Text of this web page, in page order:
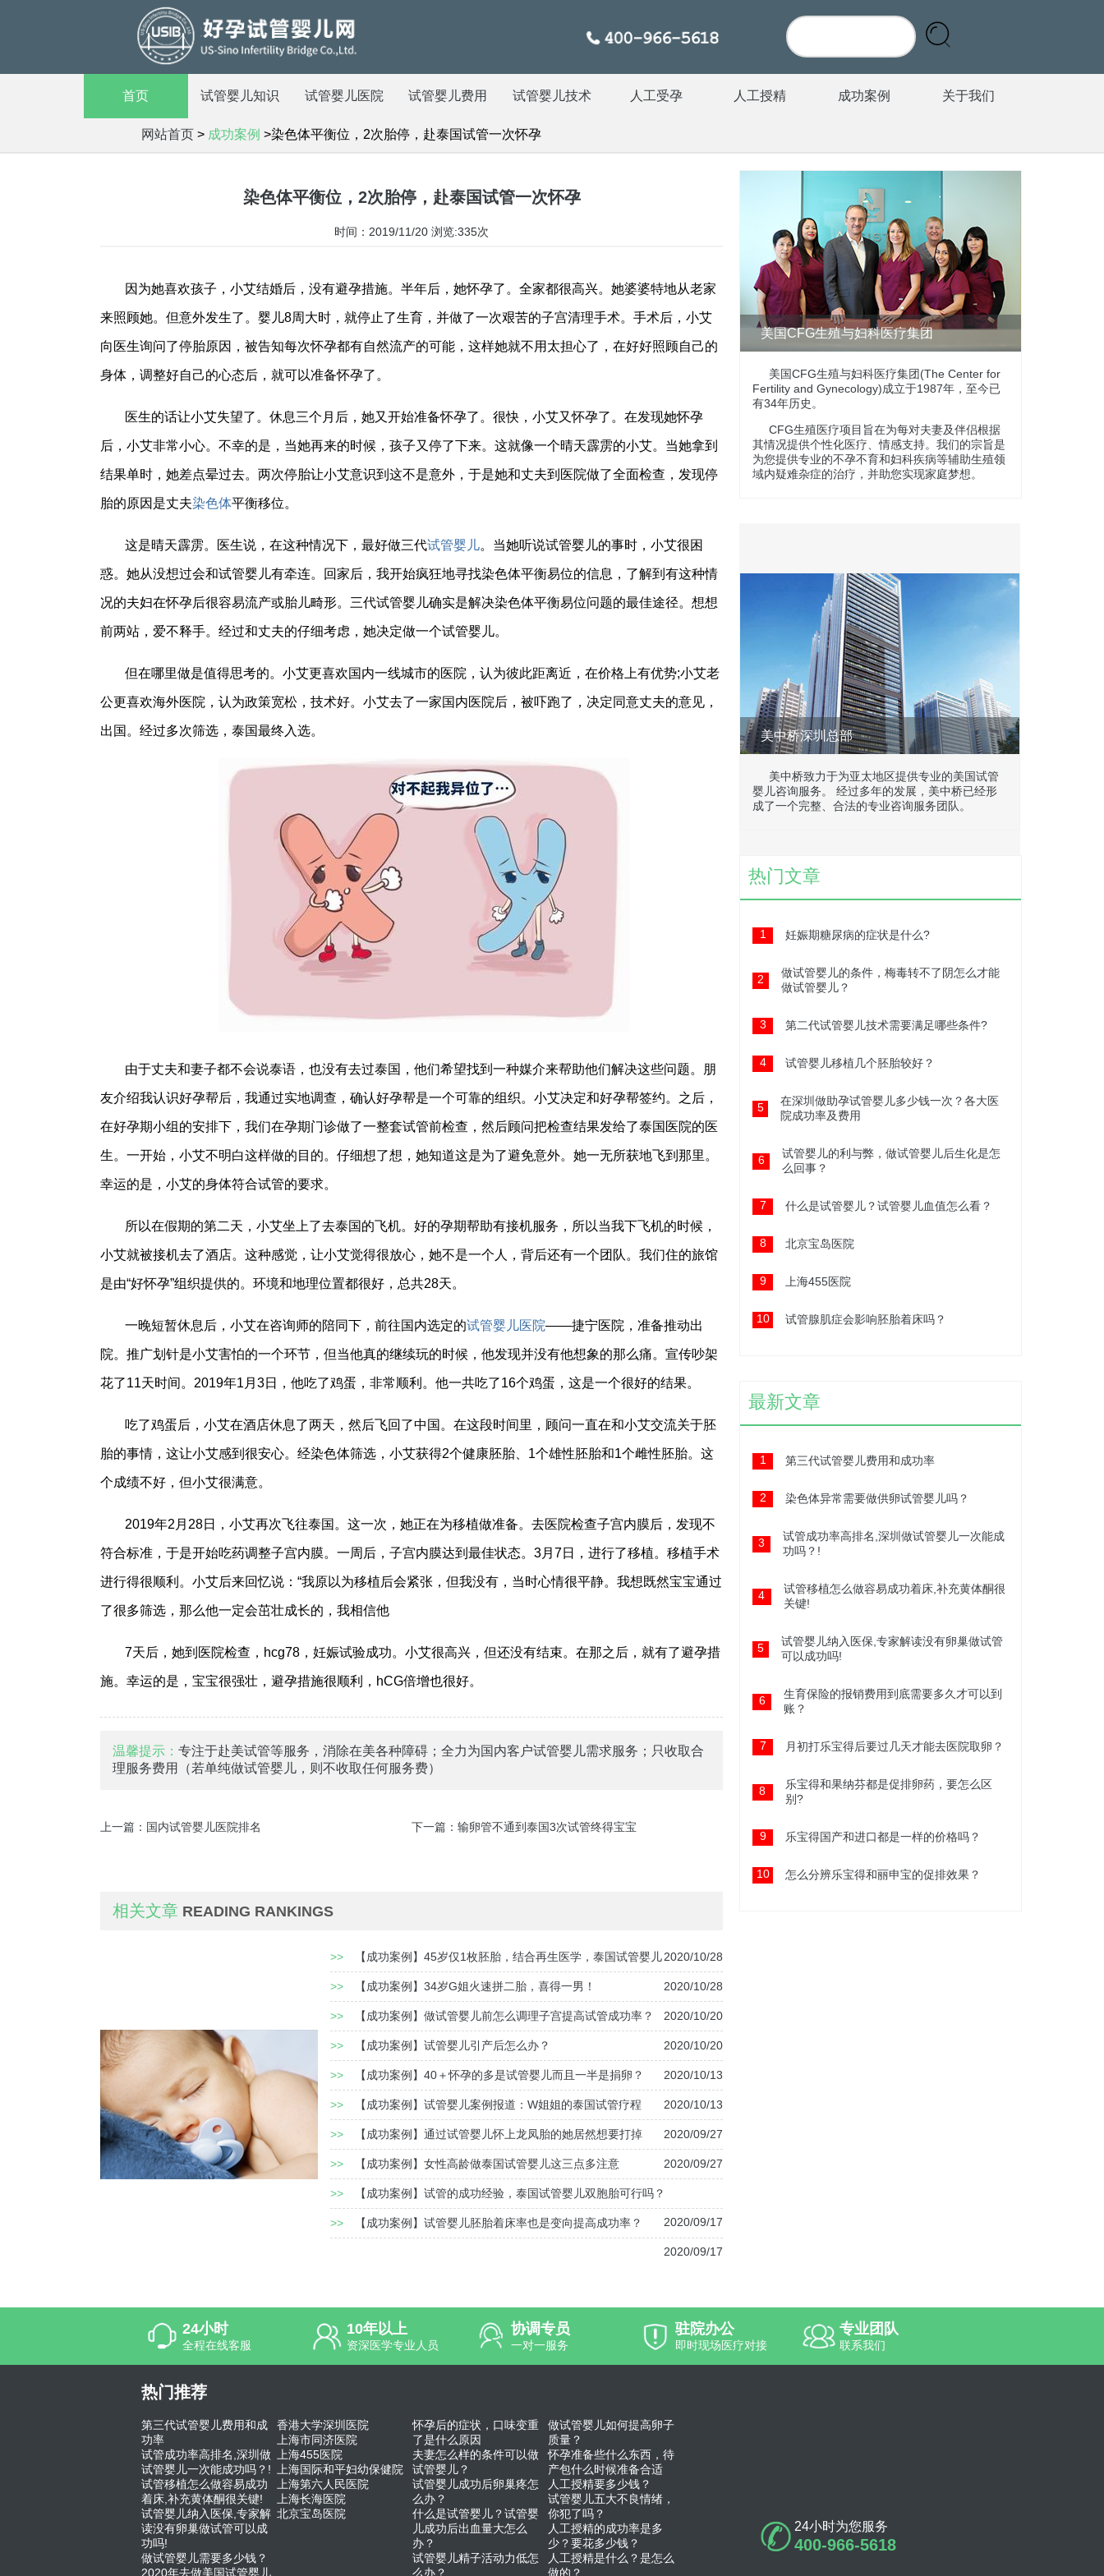
首页 试管婴儿知识 试管婴儿医院 试管婴儿费用 试管婴儿技术 人工受孕 人工授精 成功案例 关于我们
网站首页 > 成功案例 >染色体平衡位，2次胎停，赴泰国试管一次怀孕
染色体平衡位，2次胎停，赴泰国试管一次怀孕
时间：2019/11/20 浏览:335次
因为她喜欢孩子，小艾结婚后，没有避孕措施。半年后，她怀孕了。全家都很高兴。她婆婆特地从老家
来照顾她。但意外发生了。婴儿8周大时，就停止了生育，并做了一次艰苦的子宫清理手术。手术后，小艾
向医生询问了停胎原因，被告知每次怀孕都有自然流产的可能，这样她就不用太担心了，在好好照顾自己的
身体，调整好自己的心态后，就可以准备怀孕了。
医生的话让小艾失望了。休息三个月后，她又开始准备怀孕了。很快，小艾又怀孕了。在发现她怀孕
后，小艾非常小心。不幸的是，当她再来的时候，孩子又停了下来。这就像一个晴天霹雳的小艾。当她拿到
结果单时，她差点晕过去。两次停胎让小艾意识到这不是意外，于是她和丈夫到医院做了全面检查，发现停
胎的原因是丈夫染色体平衡移位。
这是晴天霹雳。医生说，在这种情况下，最好做三代试管婴儿。当她听说试管婴儿的事时，小艾很困
惑。她从没想过会和试管婴儿有牵连。回家后，我开始疯狂地寻找染色体平衡易位的信息，了解到有这种情
况的夫妇在怀孕后很容易流产或胎儿畸形。三代试管婴儿确实是解决染色体平衡易位问题的最佳途径。想想
前两站，爱不释手。经过和丈夫的仔细考虑，她决定做一个试管婴儿。
但在哪里做是值得思考的。小艾更喜欢国内一线城市的医院，认为彼此距离近，在价格上有优势;小艾老
公更喜欢海外医院，认为政策宽松，技术好。小艾去了一家国内医院后，被吓跑了，决定同意丈夫的意见，
出国。经过多次筛选，泰国最终入选。
由于丈夫和妻子都不会说泰语，也没有去过泰国，他们希望找到一种媒介来帮助他们解决这些问题。朋
友介绍我认识好孕帮后，我通过实地调查，确认好孕帮是一个可靠的组织。小艾决定和好孕帮签约。之后，
在好孕期小组的安排下，我们在孕期门诊做了一整套试管前检查，然后顾问把检查结果发给了泰国医院的医
生。一开始，小艾不明白这样做的目的。仔细想了想，她知道这是为了避免意外。她一无所获地飞到那里。
幸运的是，小艾的身体符合试管的要求。
所以在假期的第二天，小艾坐上了去泰国的飞机。好的孕期帮助有接机服务，所以当我下飞机的时候，
小艾就被接机去了酒店。这种感觉，让小艾觉得很放心，她不是一个人，背后还有一个团队。我们住的旅馆
是由“好怀孕”组织提供的。环境和地理位置都很好，总共28天。
一晚短暂休息后，小艾在咨询师的陪同下，前往国内选定的试管婴儿医院——捷宁医院，准备推动出
院。推广划针是小艾害怕的一个环节，但当他真的继续玩的时候，他发现并没有他想象的那么痛。宣传吵架
花了11天时间。2019年1月3日，他吃了鸡蛋，非常顺利。他一共吃了16个鸡蛋，这是一个很好的结果。
吃了鸡蛋后，小艾在酒店休息了两天，然后飞回了中国。在这段时间里，顾问一直在和小艾交流关于胚
胎的事情，这让小艾感到很安心。经染色体筛选，小艾获得2个健康胚胎、1个雄性胚胎和1个雌性胚胎。这
个成绩不好，但小艾很满意。
2019年2月28日，小艾再次飞往泰国。这一次，她正在为移植做准备。去医院检查子宫内膜后，发现不
符合标准，于是开始吃药调整子宫内膜。一周后，子宫内膜达到最佳状态。3月7日，进行了移植。移植手术
进行得很顺利。小艾后来回忆说：“我原以为移植后会紧张，但我没有，当时心情很平静。我想既然宝宝通过
了很多筛选，那么他一定会茁壮成长的，我相信他
7天后，她到医院检查，hcg78，妊娠试验成功。小艾很高兴，但还没有结束。在那之后，就有了避孕措
施。幸运的是，宝宝很强壮，避孕措施很顺利，hCG倍增也很好。
温馨提示： 专注于赴美试管等服务，消除在美各种障碍；全力为国内客户试管婴儿需求服务；只收取合
理服务费用（若单纯做试管婴儿，则不收取任何服务费）
上一篇： 国内试管婴儿医院排名 下一篇： 输卵管不通到泰国3次试管终得宝宝
相关文章 READING RANKINGS
>> 【成功案例】45岁仅1枚胚胎，结合再生医学，泰国试管婴儿2020/10/28
>> 【成功案例】34岁G姐火速拼二胎，喜得一男！ 2020/10/28
>> 【成功案例】做试管婴儿前怎么调理子宫提高试管成功率？ 2020/10/20
>> 【成功案例】试管婴儿引产后怎么办？ 2020/10/20
>> 【成功案例】40＋怀孕的多是试管婴儿而且一半是捐卵？ 2020/10/13
>> 【成功案例】试管婴儿案例报道：W姐姐的泰国试管疗程 2020/10/13
>> 【成功案例】通过试管婴儿怀上龙凤胎的她居然想要打掉 2020/09/27
>> 【成功案例】女性高龄做泰国试管婴儿这三点多注意 2020/09/27
>> 【成功案例】试管的成功经验，泰国试管婴儿双胞胎可行吗？
2020/09/17
>> 【成功案例】试管婴儿胚胎着床率也是变向提高成功率？
2020/09/17
美国CFG生殖与妇科医疗集团
美国CFG生殖与妇科医疗集团(The Center for
Fertility and Gynecology)成立于1987年，至今已
有34年历史。
CFG生殖医疗项目旨在为每对夫妻及伴侣根据
其情况提供个性化医疗、情感支持。我们的宗旨是
为您提供专业的不孕不育和妇科疾病等辅助生殖领
域内疑难杂症的治疗，并助您实现家庭梦想。
美中桥深圳总部
美中桥致力于为亚太地区提供专业的美国试管
婴儿咨询服务。 经过多年的发展，美中桥已经形
成了一个完整、合法的专业咨询服务团队。
热门文章
1 妊娠期糖尿病的症状是什么?
2
做试管婴儿的条件，梅毒转不了阴怎么才能
做试管婴儿？
3 第二代试管婴儿技术需要满足哪些条件?
4 试管婴儿移植几个胚胎较好？
5
在深圳做助孕试管婴儿多少钱一次？各大医
院成功率及费用
6
试管婴儿的利与弊，做试管婴儿后生化是怎
么回事？
7 什么是试管婴儿？试管婴儿血值怎么看？
8 北京宝岛医院
9 上海455医院
10 试管腺肌症会影响胚胎着床吗？
最新文章
1 第三代试管婴儿费用和成功率
2 染色体异常需要做供卵试管婴儿吗？
3
试管成功率高排名,深圳做试管婴儿一次能成
功吗？!
4
试管移植怎么做容易成功着床,补充黄体酮很
关键!
5
试管婴儿纳入医保,专家解读没有卵巢做试管
可以成功吗!
6
生育保险的报销费用到底需要多久才可以到
账？
7 月初打乐宝得后要过几天才能去医院取卵？
8
乐宝得和果纳芬都是促排卵药，要怎么区
别?
9 乐宝得国产和进口都是一样的价格吗？
10 怎么分辨乐宝得和丽申宝的促排效果？
24小时
全程在线客服
10年以上
资深医学专业人员
协调专员
一对一服务
驻院办公
即时现场医疗对接
专业团队
联系我们
热门推荐
第三代试管婴儿费用和成
功率
试管成功率高排名,深圳做
试管婴儿一次能成功吗？!
试管移植怎么做容易成功
着床,补充黄体酮很关键!
试管婴儿纳入医保,专家解
读没有卵巢做试管可以成
功吗!
做试管婴儿需要多少钱？
2020年去做美国试管婴儿
香港大学深圳医院
上海市同济医院
上海455医院
上海国际和平妇幼保健院
上海第六人民医院
上海长海医院
北京宝岛医院
怀孕后的症状，口味变重
了是什么原因
夫妻怎么样的条件可以做
试管婴儿？
试管婴儿成功后卵巢疼怎
么办？
什么是试管婴儿？试管婴
儿成功后出血量大怎么
办？
试管婴儿精子活动力低怎
么办？
做试管婴儿如何提高卵子
质量？
怀孕准备些什么东西，待
产包什么时候准备合适
人工授精要多少钱？
试管婴儿五大不良情绪，
你犯了吗？
人工授精的成功率是多
少？要花多少钱？
人工授精是什么？是怎么
做的？
24小时为您服务
400-966-5618